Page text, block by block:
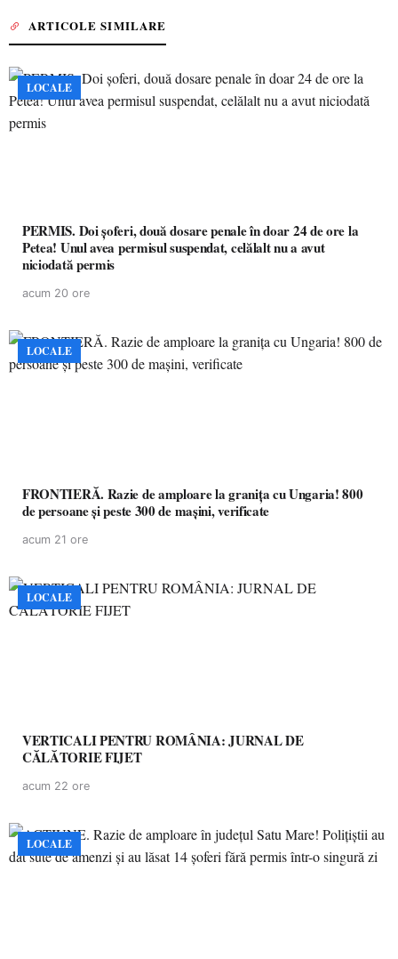
ARTICOLE SIMILARE
LOCALE
PERMIS. Doi șoferi, două dosare penale în doar 24 de ore la
Petea! Unul avea permisul suspendat, celălalt nu a avut
niciodată permis
acum 20 ore
LOCALE
FRONTIERĂ. Razie de amploare la granița cu Ungaria! 800
de persoane și peste 300 de mașini, verificate
acum 21 ore
LOCALE
VERTICALI PENTRU ROMÂNIA: JURNAL DE
CĂLĂTORIE FIJET
acum 22 ore
LOCALE